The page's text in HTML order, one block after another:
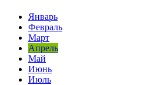
Январь
Февраль
Март
Апрель
Май
Июнь
Июль